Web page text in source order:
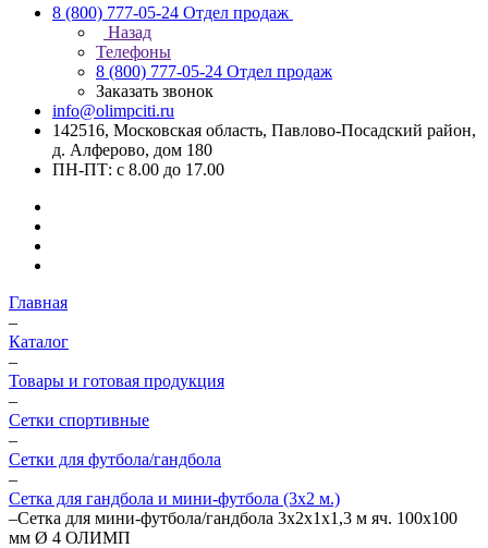
8 (800) 777-05-24 Отдел продаж
Назад
Телефоны
8 (800) 777-05-24 Отдел продаж
Заказать звонок
info@olimpciti.ru
142516, Московская область, Павлово-Посадский район,
д. Алферово, дом 180
ПН-ПТ: с 8.00 до 17.00
Главная
–
Каталог
–
Товары и готовая продукция
–
Сетки спортивные
–
Сетки для футбола/гандбола
–
Сетка для гандбола и мини-футбола (3х2 м.)
–Сетка для мини-футбола/гандбола 3х2х1х1,3 м яч. 100х100
мм Ø 4 ОЛИМП